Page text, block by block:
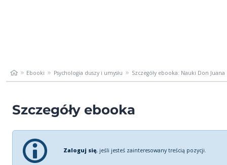
Ebooki Psychologia duszy i umysłu Szczegóły ebooka: Nauki Don Juana
Szczegóły ebooka
Zaloguj się, jeśli jesteś zainteresowany treścią pozycji.